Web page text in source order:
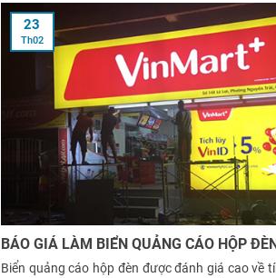
BÁO GIÁ LÀM BIỂN QUẢNG CÁO HỘP
23
Th02
Biển quảng cáo hộp đèn được đánh giá cao về